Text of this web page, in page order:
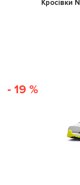
Кросівки
- 19 %